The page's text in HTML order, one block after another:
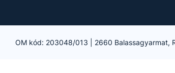
OM kód: 203048/013 2660 Balassagyarmat,